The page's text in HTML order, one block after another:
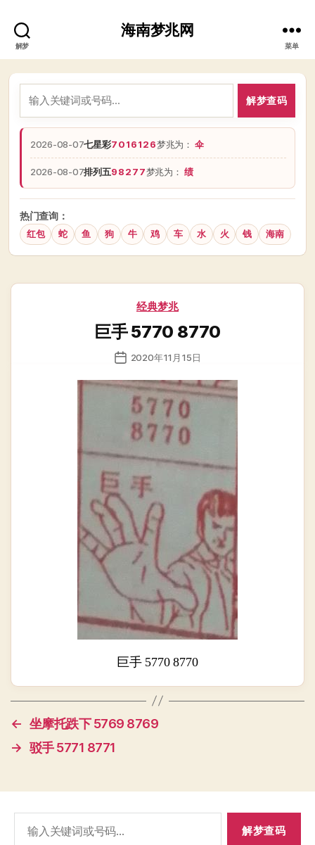
解梦
海南梦兆网
菜单
解梦查码
2026-08-07七星彩7016126梦兆为：伞
2026-08-07排列五98277梦兆为：绩
热门查询：
红包 蛇 鱼 狗 牛 鸡 车 水 火 钱 海南
分
经典梦兆
巨手 5770 8770
发
日
2020年11月15日
巨手 5770 8770
← 坐摩托跌下 5769 8769
→ 驳手 5771 8771
索：